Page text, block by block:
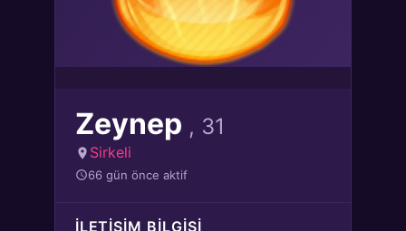
Zeynep , 31
Sirkeli
66 gün önce aktif
İLETIŞIM BILGISI